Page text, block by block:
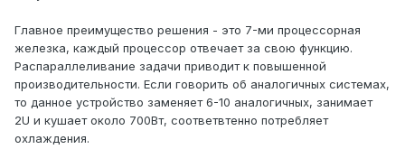
Главное преимущество решения - это 7-ми процессорная
железка, каждый процессор отвечает за свою функцию.
Распараллеливание задачи приводит к повышенной
производительности. Если говорить об аналогичных системах,
то данное устройство заменяет 6-10 аналогичных, занимает
2U и кушает около 700Вт, соответвтенно потребляет
охлаждения.